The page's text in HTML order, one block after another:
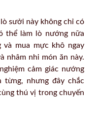
sưởi này không chỉ có
thể làm lò nướng nữa
mua mực khô ngay
nhâm nhi món ăn này.
cảm giác nướng
từng, nhưng đây chắc
thú vị trong chuyến